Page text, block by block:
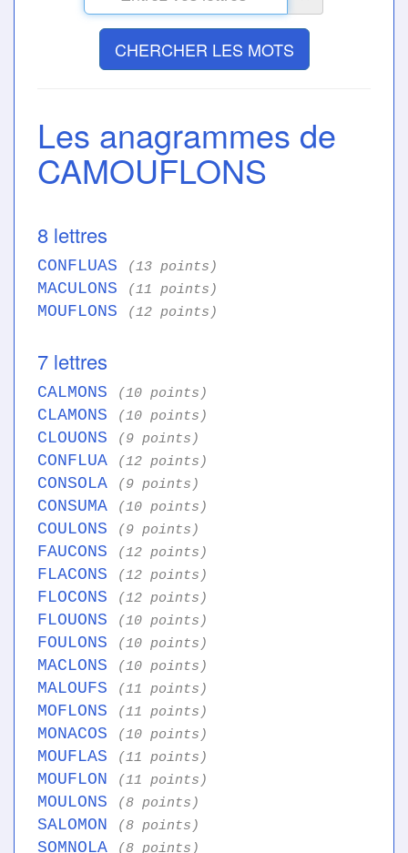
CHERCHER LES MOTS
Les anagrammes de
CAMOUFLONS
8 lettres
CONFLUAS (13 points)
MACULONS (11 points)
MOUFLONS (12 points)
7 lettres
CALMONS (10 points)
CLAMONS (10 points)
CLOUONS (9 points)
CONFLUA (12 points)
CONSOLA (9 points)
CONSUMA (10 points)
COULONS (9 points)
FAUCONS (12 points)
FLACONS (12 points)
FLOCONS (12 points)
FLOUONS (10 points)
FOULONS (10 points)
MACLONS (10 points)
MALOUFS (11 points)
MOFLONS (11 points)
MONACOS (10 points)
MOUFLAS (11 points)
MOUFLON (11 points)
MOULONS (8 points)
SALOMON (8 points)
SOMNOLA (8 points)